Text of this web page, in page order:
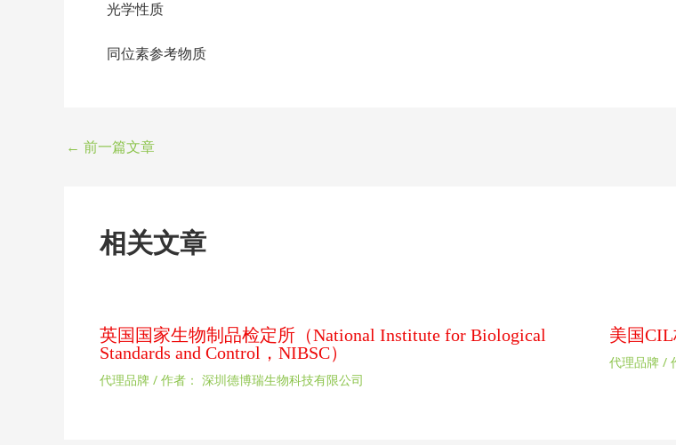
光学性质
同位素参考物质
← 前一篇文章
相关文章
英国国家生物制品检定所（National Institute for Biological
Standards and Control，NIBSC）
代理品牌 / 作者： 深圳德博瑞生物科技有限公司
美国
代理品牌 /